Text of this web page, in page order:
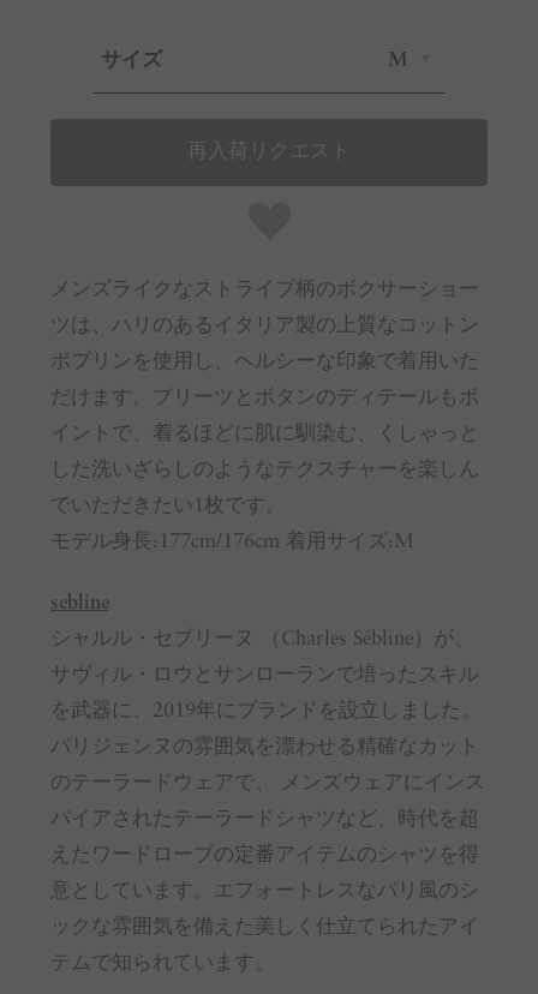
サイズ M
再入荷リクエスト
メンズライクなストライプ柄のボクサーショー
ツは、ハリのあるイタリア製の上質なコットン
ポプリンを使用し、ヘルシーな印象で着用いた
だけます。プリーツとボタンのディテールもポ
イントで、着るほどに肌に馴染む、くしゃっと
した洗いざらしのようなテクスチャーを楽しん
でいただきたい1枚です。
モデル身長:177cm/176cm 着用サイズ:M
sebline
シャルル・セブリーヌ （Charles Sébline）が、
サヴィル・ロウとサンローランで培ったスキル
を武器に、2019年にブランドを設立しました。
パリジェンヌの雰囲気を漂わせる精確なカット
のテーラードウェアで、 メンズウェアにインス
パイアされたテーラードシャツなど、時代を超
えたワードローブの定番アイテムのシャツを得
意としています。エフォートレスなパリ風のシ
ックな雰囲気を備えた美しく仕立てられたアイ
テムで知られています。